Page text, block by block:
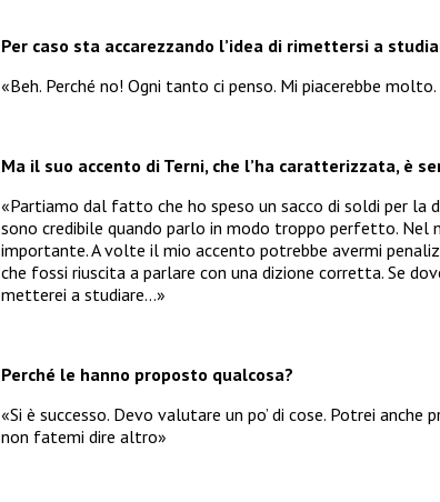
Per caso sta accarezzando l’idea di rimettersi a
«Beh. Perché no! Ogni tanto ci penso. Mi piacerebbe
Ma il suo accento di Terni, che l’ha caratterizzata, è
«Partiamo dal fatto che ho speso un sacco di soldi per la
sono credibile quando parlo in modo troppo perfetto. Nel
importante. A volte il mio accento potrebbe avermi
che fossi riuscita a parlare con una dizione corretta. Se
metterei a studiare…»
Perché le hanno proposto qualcosa?
«Si è successo. Devo valutare un po’ di cose. Potrei anche
non fatemi dire altro»